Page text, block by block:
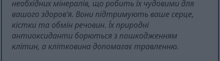
необхідних мінералів, що робить їх чудовими для
вашого здоров’я. Вони підтримують ваше серце,
кістки та обмін речовин. Їх природні
антиоксиданти борються з пошкодженням
клітин, а клітковина допомагає травленню.